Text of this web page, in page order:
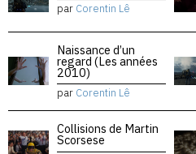
par Corentin Lê
Naissance d’un
regard (Les années
2010)
par Corentin Lê
Collisions de Martin
Scorsese